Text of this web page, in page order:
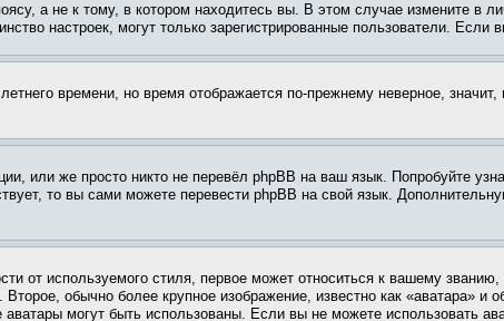
а не к тому, в котором находитесь вы. В этом случае измените в
настроек, могут только зарегистрированные пользователи.
времени, но время отображается по-прежнему неверное,
или же просто никто не перевёл phpBB на ваш язык. Попробуйте
то вы сами можете перевести phpBB на свой язык.
от используемого стиля, первое может относиться к вашему
обычно более крупное изображение, известно как «аватара» и
аватары могут быть использованы. Если вы не можете использовать